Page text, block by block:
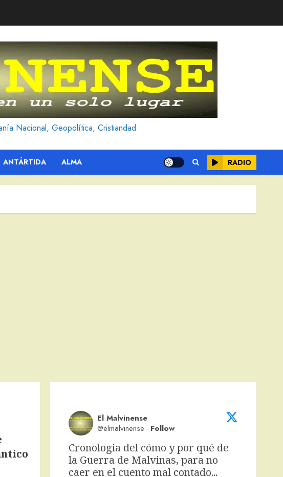
Nacional, Geopolítica, Cristiandad
ANTÁRTIDA ALMA RADIO
El Malvinense
@elmalvinense · Follow
Cronologia del cómo y por qué de
la Guerra de Malvinas, para no